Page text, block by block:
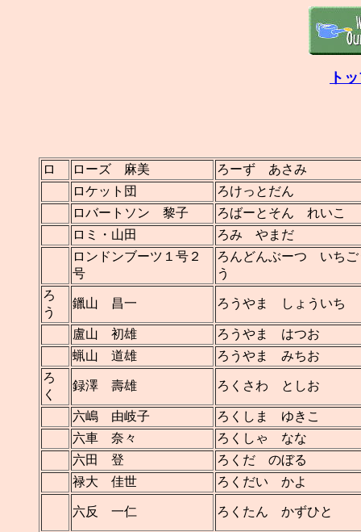
ト
ロ ローズ 麻美
ろーず あさみ
ロケット団
ろけっとだん
ロバートソン 黎子
ろばーとそん れいこ
ロミ・山田
ろみ やまだ
ロンドンブーツ１号２
号
ろんどんぶーつ いちご
う
ろ
う
鑞山 昌一 ろうやま しょういち
盧山 初雄
ろうやま はつお
蝋山 道雄
ろうやま みちお
ろ
く
録澤 壽雄 ろくさわ としお
六嶋 由岐子
ろくしま ゆきこ
六車 奈々
ろくしゃ なな
六田 登
ろくだ のぼる
禄大 佳世
ろくだい かよ
六反 一仁 ろくたん かずひと